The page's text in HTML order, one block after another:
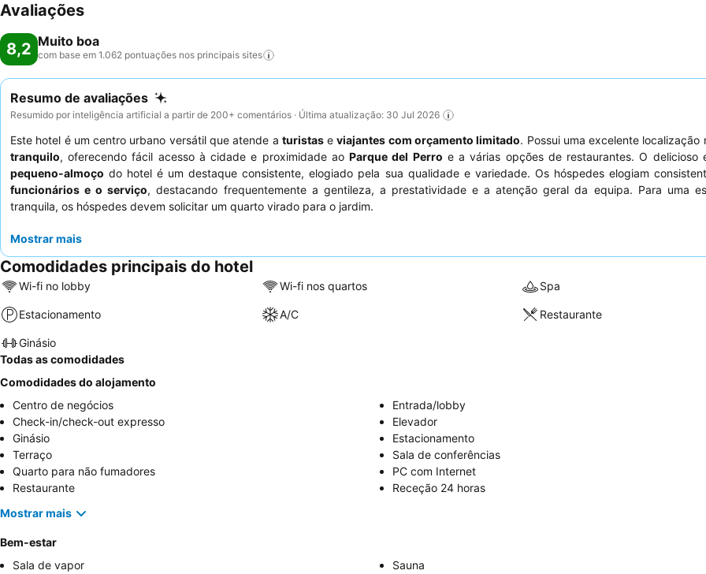
Avaliações
8,2 Muito boa
com base em 1.062 pontuações nos principais sites
Resumo de avaliações
Resumido por inteligência artificial a partir de 200+ comentários · Última atualização: 30 Jul 2026
Este hotel é um centro urbano versátil que atende a turistaseviajantes com orçamento limitado. Possui uma excelente localização
tranquilo, oferecendo fácil acesso à cidade e proximidade aoParque del Perro e a várias opções de restaurantes. O delicioso
pequeno-almoço do hotel é um destaque consistente, elogiado pela sua qualidade e variedade. Os hóspedes elogiam
funcionários e o serviço, destacando frequentemente a gentileza, a prestatividade e a atenção geral da equipa. Para uma
tranquila, os hóspedes devem solicitar um quarto virado para o jardim.
Mostrar mais
Comodidades principais do hotel
Wi-fi no lobby Wi-fi nos quartos Spa
Estacionamento A/C Restaurante
Ginásio
Todas as comodidades
Comodidades do alojamento
Centro de negócios
Entrada/lobby
Check-in/check-out expresso
Elevador
Ginásio
Estacionamento
Terraço
Sala de conferências
Quarto para não fumadores
PC com Internet
Restaurante
Receção 24 horas
Mostrar mais
Bem-estar
Sala de vapor
Sauna